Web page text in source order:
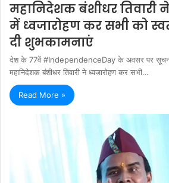
महानिदेशक बंशीधर तिवारी
में ध्वजारोहण कर सभी को
दी शुभकामनाएं
देश के 77वें #IndependenceDay के अवसर पर सूचना
महानिदेशक बंशीधर तिवारी ने ध्वजारोहण कर सभी…
Read More »